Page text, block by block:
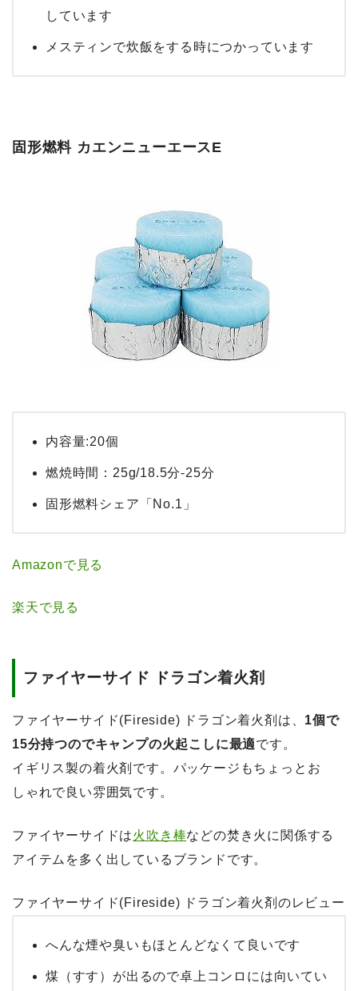
しています
メスティンで炊飯をする時につかっています
固形燃料 カエンニューエースE
内容量:20個
燃焼時間：25g/18.5分-25分
固形燃料シェア「No.1」
Amazonで見る
楽天で見る
ファイヤーサイド ドラゴン着火剤
ファイヤーサイド(Fireside) ドラゴン着火剤は、 1個で
15分持つのでキャンプの火起こしに最適です。
イギリス製の着火剤です。パッケージもちょっとお
しゃれで良い雰囲気です。
ファイヤーサイドは火吹き棒などの焚き火に関係する
アイテムを多く出しているブランドです。
ファイヤーサイド(Fireside) ドラゴン着火剤のレビュー
へんな煙や臭いもほとんどなくて良いです
煤（すす）が出るので卓上コンロには向いてい